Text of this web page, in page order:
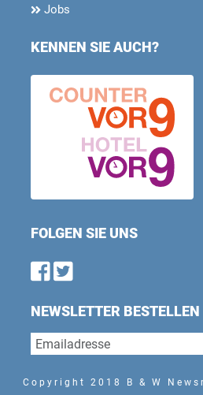
Jobs
KENNEN SIE AUCH?
FOLGEN SIE UNS
Find us on
Follow us on
NEWSLETTER BESTELLEN
Copyright 2018 B & W